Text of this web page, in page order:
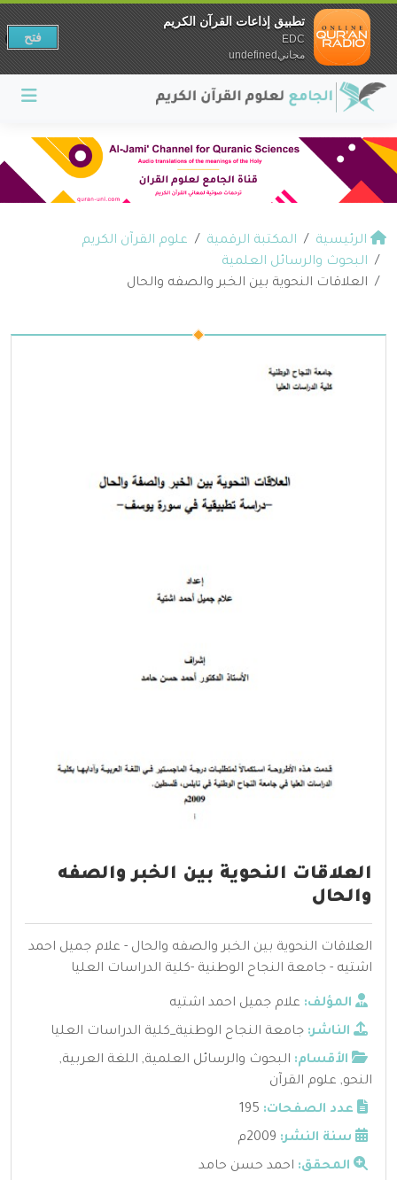
الرئيسية المكتبة الرقمية
علوم القرآن الكريم
البحوث والرسائل العلمية
العلاقات النحوية بين الخبر والصفه والحال
العلاقات النحوية بين الخبر والصفه
والحال
العلاقات النحوية بين الخبر والصفه والحال - علام جميل احمد
اشتيه - جامعة النجاح الوطنية -كلية الدراسات العليا
المؤلف: علام جميل احمد اشتيه
الناشر: جامعة النجاح الوطنية_كلية الدراسات العليا
الأقسام: البحوث والرسائل العلمية, اللغة العربية,
النحو, علوم القرآن
عدد الصفحات: 195
سنة النشر: 2009م
المحقق: احمد حسن حامد
تطبيق إذاعات القرآن الكريم
EDC
مجانيundefined
فتح